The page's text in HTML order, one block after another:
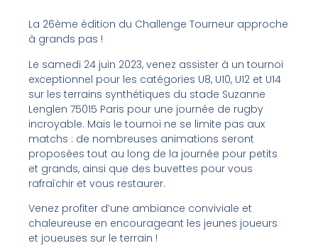
La 26ème édition du Challenge Tourneur approche
à grands pas !
Le samedi 24 juin 2023, venez assister à un tournoi
exceptionnel pour les catégories U8, U10, U12 et U14
sur les terrains synthétiques du stade Suzanne
Lenglen 75015 Paris pour une journée de rugby
incroyable. Mais le tournoi ne se limite pas aux
matchs : de nombreuses animations seront
proposées tout au long de la journée pour petits
et grands, ainsi que des buvettes pour vous
rafraîchir et vous restaurer.
Venez profiter d’une ambiance conviviale et
chaleureuse en encourageant les jeunes joueurs
et joueuses sur le terrain !